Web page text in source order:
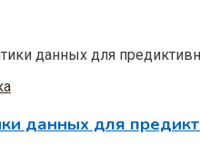
данных для